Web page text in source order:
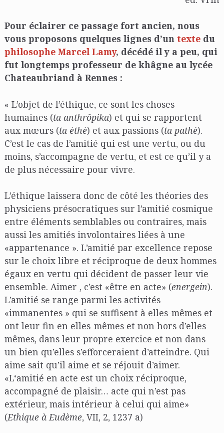
Pour éclairer ce passage fort ancien, nous
vous proposons quelques lignes d’un textedu
philosophe Marcel Lamy, décédé il y a peu, qui
fut longtemps professeur de khâgne au lycée
Chateaubriand à Rennes :
« L’objet de l’éthique, ce sont les choses
humaines (ta anthrôpika) et qui se rapportent
aux mœurs (ta èthè) et aux passions (ta pathè).
C’est le cas de l’amitié qui est une vertu, ou du
moins, s’accompagne de vertu, et est ce qu’il y a
de plus nécessaire pour vivre.
L’éthique laissera donc de côté les théories des
physiciens présocratiques sur l’amitié cosmique
entre éléments semblables ou contraires, mais
aussi les amitiés involontaires liées à une
«appartenance ». L’amitié par excellence repose
sur le choix libre et réciproque de deux hommes
égaux en vertu qui décident de passer leur vie
ensemble. Aimer , c’est «être en acte» (energein).
L’amitié se range parmi les activités
«immanentes » qui se suffisent à elles-mêmes et
ont leur fin en elles-mêmes et non hors d’elles-
mêmes, dans leur propre exercice et non dans
un bien qu’elles s’efforceraient d’atteindre. Qui
aime sait qu’il aime et se réjouit d’aimer.
«L‘amitié en acte est un choix réciproque,
accompagné de plaisir… acte qui n’est pas
extérieur, mais intérieur à celui qui aime»
(Ethique à Eudème, VII, 2, 1237 a)